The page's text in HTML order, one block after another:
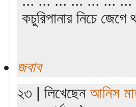
কচুরিপানার নিচে জেগে
জবাব
২৩ | লিখেছেন আনিস